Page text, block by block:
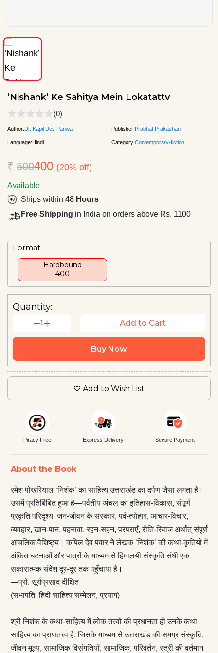
‘Nishank’ Ke Sahitya Mein Lokatattv
(0)
Author:Dr. Kapil Dev Panwar Publisher:Prabhat Prakashan
Language:Hindi Category:Contemporary-fiction
₹ 500400 (20% off)
Available
Ships within 48 Hours
Free Shipping in India on orders above Rs. 1100
Format:
Hardbound
₹400
Quantity:
1 Add to Cart
Buy Now
Add to Wish List
Piracy Free Express Delivery Secure Payment
About the Book
रमेश पोखरियाल ‘निशंक’ का साहित्य उत्तराखंड का दर्पण जैसा लगता है।
उसमें प्रतिबिंबित हुआ है—पर्वतीय अंचल का इतिहास-विकास, संपूर्ण
प्रकृति परिदृश्य, जन-जीवन के संस्कार, पर्व-त्योहार, आचार-विचार,
व्यवहार, खान-पान, पहनावा, रहन-सहन, परंपराएँ, रीति-रिवाज अर्थात् संपूर्ण
आंचलिक वैशिष्ट्य। कपिल देव पंवार ने लेखक ‘निशंक’ की कथा-कृतियों में
अंकित घटनाओं और पात्रों के माध्यम से हिमालयी संस्कृति संधी एक
सकारात्मक संदेश दूर-दूर तक पहुँचाया है।
—प्रो. सूर्यप्रसाद दीक्षित
(सभापति, हिंदी साहित्य सम्मेलन, प्रयाग)
श्री निशंक के कथा-साहित्य में लोक तत्त्वों की प्रधानता ही उनके कथा
साहित्य का प्राणतत्त्व है, जिसके माध्यम से उत्तराखंड की समग्र संस्कृति,
जीवन मूल्य, सामाजिक विसंगतियाँ, सामाजिक, परिवर्तन, स्त्री की वर्तमान